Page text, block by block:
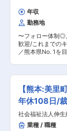
社の強み／取り
しをお守りするた
トロールの実施
全社員の安全意
かつ快適な生活
めに一つ一つの
の業務を検証／
て、清掃活動、
フ、ランタンフ
がら1級土木施工
だけます！技術力
たい方、それぞ
ていただきます。 ■当社について： 創業54年！
業界のイメージ
ら・建設を・か
No. 1に向かって
る「暮らしを創
んでいて風通し
を考えている方
さらに磨き、キャ
一緒に熊本県No.
欲しいです！ 一
か？ ■当社の強み／取り組み： ・建設業の工事
年収
勤務地
〜フォロー体制◎
歓迎/これまでの
／熊本県No. 1を目指せる
工図作成 ※現場は
■当社の魅力：
しを創る」「人
を通して地域貢献
いける。 ◇戦略
台とした明確なビ
社No. 1の達成に
【熊本:美里
年休108日/
社会福祉法人伸生
業種 / 職種